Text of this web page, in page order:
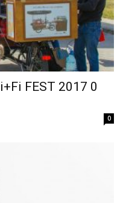
FEST 2017 0
0